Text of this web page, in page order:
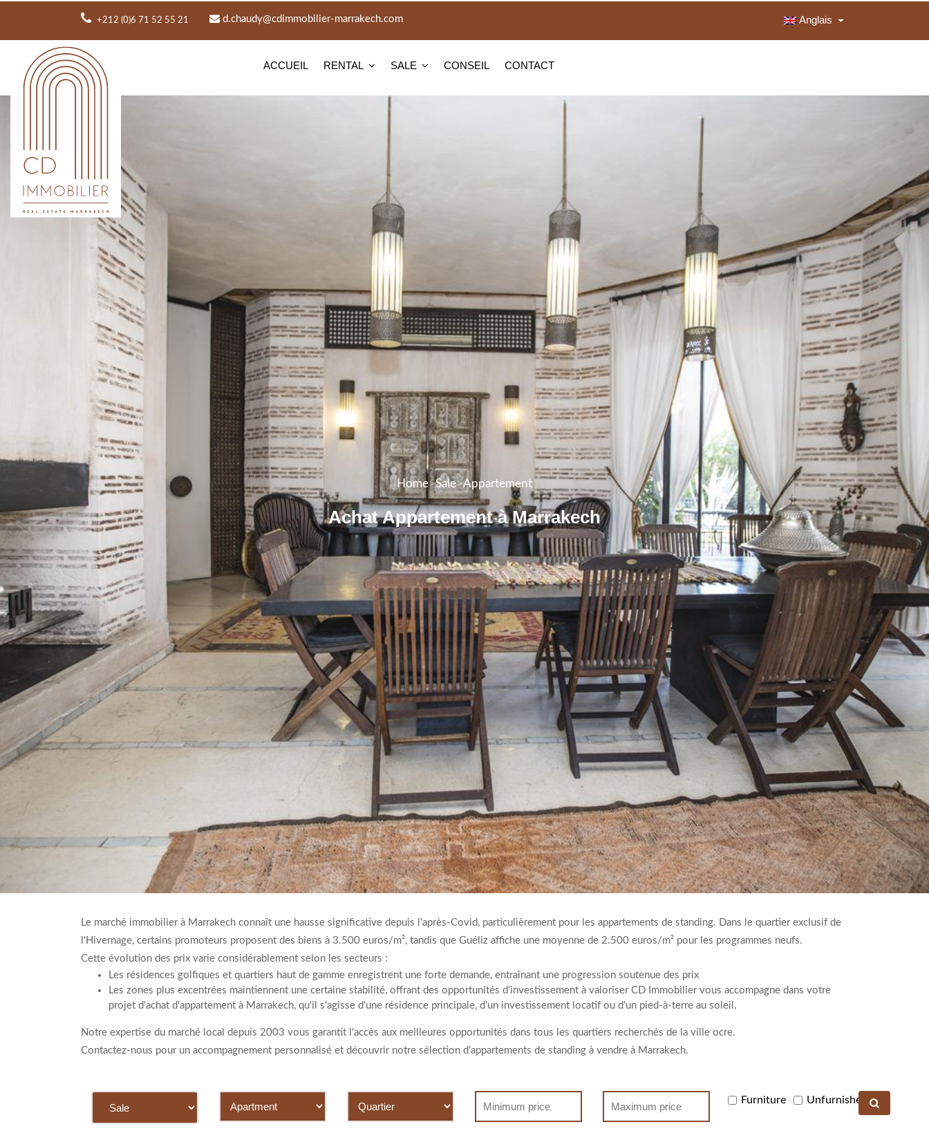
+212 (0)6 71 52 55 21 d.chaudy@cdimmobilier-marrakech.com Anglais
ACCUEIL RENTAL SALE CONSEIL CONTACT
Home>Sale>Appartement
Achat Appartement à Marrakech
Le marché immobilier à Marrakech connaît une hausse significative depuis l'après-Covid, particulièrement pour les appartements de standing. Dans le quartier exclusif de
l'Hivernage, certains promoteurs proposent des biens à 3.500 euros/m², tandis que Guéliz affiche une moyenne de 2.500 euros/m² pour les programmes neufs.
Cette évolution des prix varie considérablement selon les secteurs :
Les résidences golfiques et quartiers haut de gamme enregistrent une forte demande, entraînant une progression soutenue des prix
Les zones plus excentrées maintiennent une certaine stabilité, offrant des opportunités d'investissement à valoriser CD Immobilier vous accompagne dans votre
projet d'achat d'appartement à Marrakech, qu'il s'agisse d'une résidence principale, d'un investissement locatif ou d'un pied-à-terre au soleil.
Notre expertise du marché local depuis 2003 vous garantit l'accès aux meilleures opportunités dans tous les quartiers recherchés de la ville ocre.
Contactez-nous pour un accompagnement personnalisé et découvrir notre sélection d'appartements de standing à vendre à Marrakech.
Furniture Unfurnished